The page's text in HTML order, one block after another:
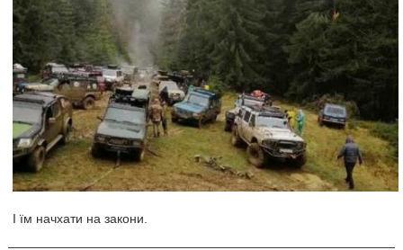
І їм начхати на закони.